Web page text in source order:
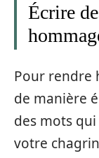
Écrire
Pour rendre
de manière
des mots
votre